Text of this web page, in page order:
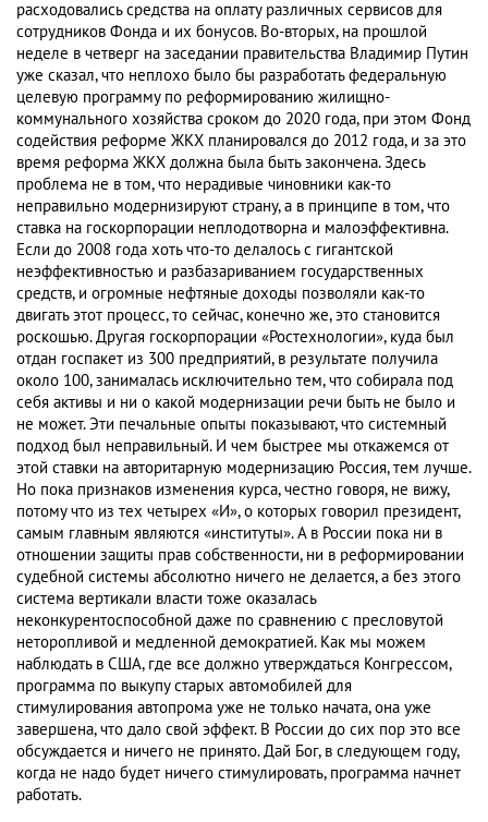
расходовались средства на оплату различных сервисов для
сотрудников Фонда и их бонусов. Во-вторых, на прошлой
неделе в четверг на заседании правительства Владимир Путин
уже сказал, что неплохо было бы разработать федеральную
целевую программу по реформированию жилищно-
коммунального хозяйства сроком до 2020 года, при этом Фонд
содействия реформе ЖКХ планировался до 2012 года, и за это
время реформа ЖКХ должна была быть закончена. Здесь
проблема не в том, что нерадивые чиновники как-то
неправильно модернизируют страну, а в принципе в том, что
ставка на госкорпорации неплодотворна и малоэффективна.
Если до 2008 года хоть что-то делалось с гигантской
неэффективностью и разбазариванием государственных
средств, и огромные нефтяные доходы позволяли как-то
двигать этот процесс, то сейчас, конечно же, это становится
роскошью. Другая госкорпорации «Ростехнологии», куда был
отдан госпакет из 300 предприятий, в результате получила
около 100, занималась исключительно тем, что собирала под
себя активы и ни о какой модернизации речи быть не было и
не может. Эти печальные опыты показывают, что системный
подход был неправильный. И чем быстрее мы откажемся от
этой ставки на авторитарную модернизацию Россия, тем лучше.
Но пока признаков изменения курса, честно говоря, не вижу,
потому что из тех четырех «И», о которых говорил президент,
самым главным являются «институты». А в России пока ни в
отношении защиты прав собственности, ни в реформировании
судебной системы абсолютно ничего не делается, а без этого
система вертикали власти тоже оказалась
неконкурентоспособной даже по сравнению с пресловутой
неторопливой и медленной демократией. Как мы можем
наблюдать в США, где все должно утверждаться Конгрессом,
программа по выкупу старых автомобилей для
стимулирования автопрома уже не только начата, она уже
завершена, что дало свой эффект. В России до сих пор это все
обсуждается и ничего не принято. Дай Бог, в следующем году,
когда не надо будет ничего стимулировать, программа начнет
работать.